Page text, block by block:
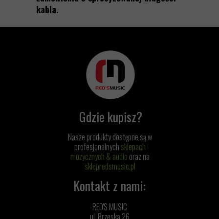
kabla.
Nasze produkty dostępne są w
profesjonalnych sklepach
muzycznych & audio oraz na
sklepredsmusic.pl
Gdzie kupisz?
Kontakt z nami:
RED'S MUSIC
ul. Brzeska 26